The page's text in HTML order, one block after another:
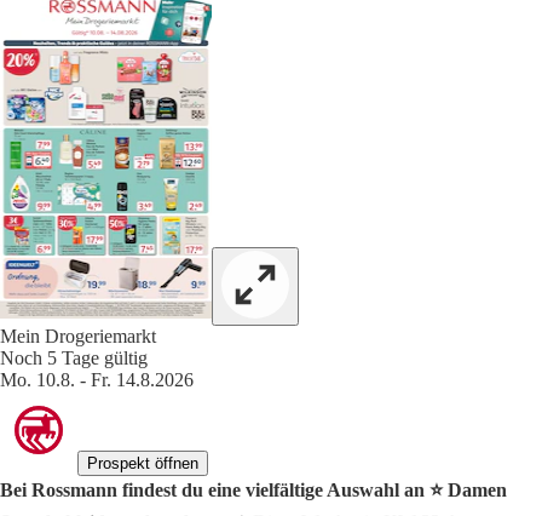
Mein Drogeriemarkt
Noch 5 Tage gültig
Mo. 10.8. - Fr. 14.8.2026
Prospekt öffnen
Bei Rossmann findest du eine vielfältige Auswahl an ⭐️ Damen